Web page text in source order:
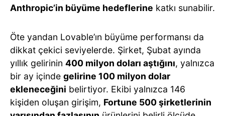
Anthropic’in büyüme hedeflerine katkı sunabilir.
Öte yandan Lovable’ın büyüme performansı da
dikkat çekici seviyelerde. Şirket, Şubat ayında
yıllık gelirinin 400 milyon doları aştığını, yalnızca
bir ay içinde gelirine 100 milyon dolar
ekleneceğini belirtiyor. Ekibi yalnızca 146
kişiden oluşan girişim, Fortune 500 şirketlerinin